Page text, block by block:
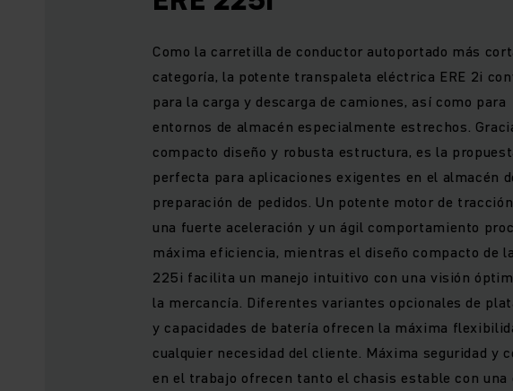
Como la carretilla de conductor autoportado más
categoría, la potente transpaleta eléctrica ERE 2i
para la carga y descarga de camiones, así como para
entornos de almacén especialmente estrechos.
compacto diseño y robusta estructura, es la
perfecta para aplicaciones exigentes en el almacén
preparación de pedidos. Un potente motor de
una fuerte aceleración y un ágil comportamiento
máxima eficiencia, mientras el diseño compacto de
225i facilita un manejo intuitivo con una visión
la mercancía. Diferentes variantes opcionales de
y capacidades de batería ofrecen la máxima
cualquier necesidad del cliente. Máxima seguridad y
en el trabajo ofrecen tanto el chasis estable con una